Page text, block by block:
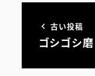
古い投稿
ゴシゴシ